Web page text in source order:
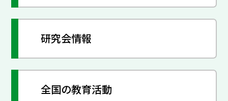
研究会情報
全国の教育活動